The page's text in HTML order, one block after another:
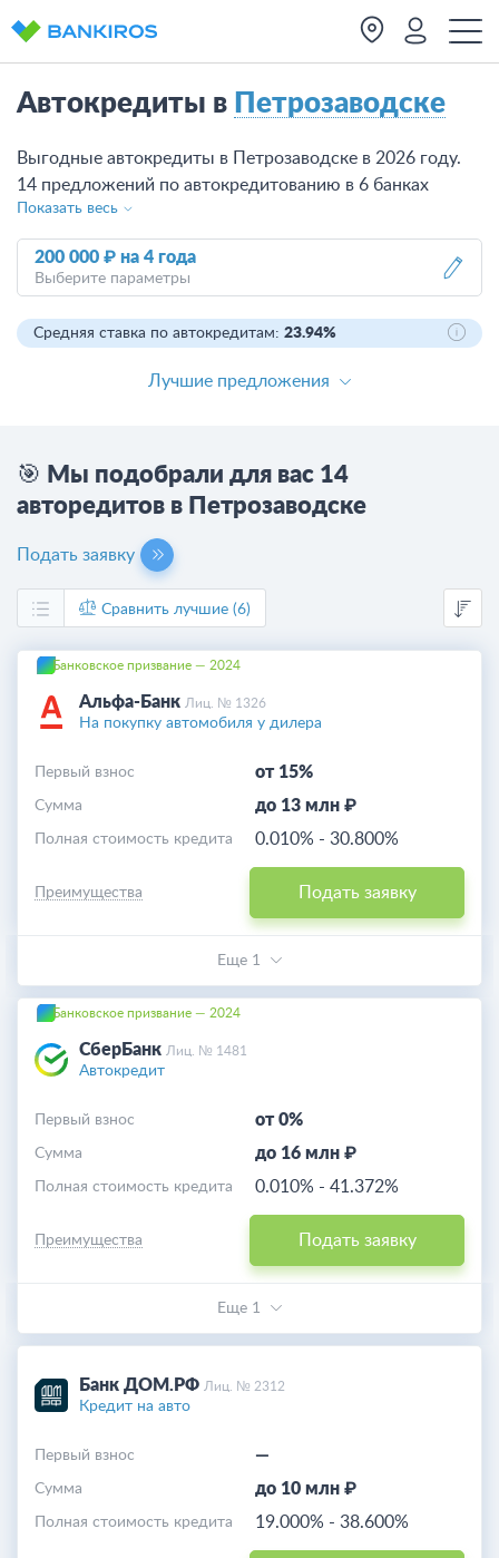
Автокредиты в Петрозаводске
Выгодные автокредиты в Петрозаводске в 2026 году.
14 предложений по автокредитованию в 6 банках
Петрозаводска, их процентные ставки, условия.
Сравните варианты и оставьте онлайн-заявку на кредит
на покупку автомобиля в одном из банков.
Показать весь
200 000 ₽ на 4 года
Выберите параметры
Средняя ставка по автокредитам: 23.94%
Лучшие предложения
🎯 Мы подобрали для вас 14
авторедитов в Петрозаводске
Подать заявку
Сравнить лучшие (6)
Банковское призвание — 2024
Альфа-Банк Лиц. № 1326
На покупку автомобиля у дилера
от 15%
Первый взнос
до 13 млн ₽
Cумма
0.010% - 30.800%
Полная стоимость кредита
Подать заявку
Преимущества
Еще 1
Банковское призвание — 2024
СберБанк Лиц. № 1481
Автокредит
от 0%
Первый взнос
до 16 млн ₽
Cумма
0.010% - 41.372%
Полная стоимость кредита
Подать заявку
Преимущества
Еще 1
Банк ДОМ.РФ Лиц. № 2312
Кредит на авто
—
Первый взнос
до 10 млн ₽
Cумма
19.000% - 38.600%
Полная стоимость кредита